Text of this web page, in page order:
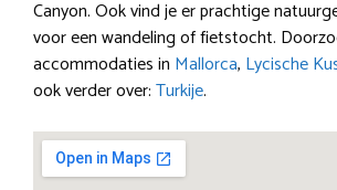
Canyon. Ook vind je er prachtige
voor een wandeling of fietstocht.
accommodaties in Mallorca, Lycische
ook verder over:Turkije.